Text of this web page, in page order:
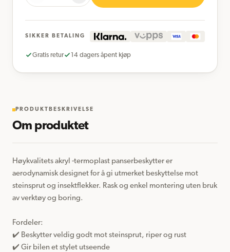
SIKKER BETALING
Gratis retur 14 dagers åpent kjøp
PRODUKTBESKRIVELSE
Om produktet
Høykvalitets akryl -termoplast panserbeskytter er
aerodynamisk designet for å gi utmerket beskyttelse mot
steinsprut og insektflekker. Rask og enkel montering uten bruk
av verktøy og boring.
Fordeler:
✔️ Beskytter veldig godt mot steinsprut, riper og rust
✔️ Gir bilen et stylet utseende